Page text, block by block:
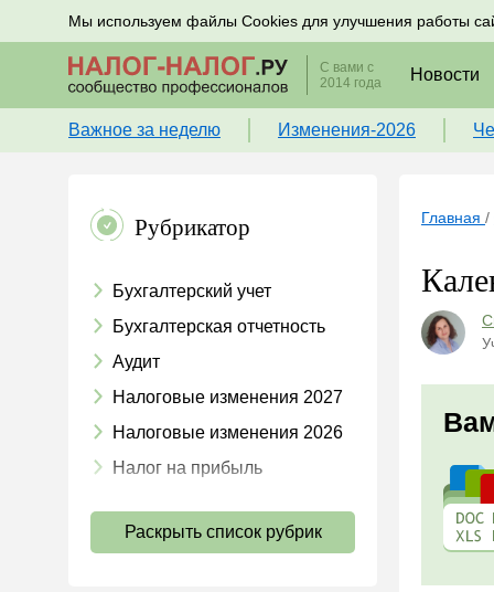
Мы используем файлы Cookies для улучшения работы
Подписывайтесь на новости по налогам, учету и
С вами с
2014 года
Новости
Важное за неделю Изменения-2026
Рубрикатор
Бухгалтерский учет
Бухгалтерская отчетность
Аудит
Налоговые изменения 2027
Налоговые изменения 2026
Налог на прибыль
Страховые взносы 2026
Раскрыть список рубрик
Главная /